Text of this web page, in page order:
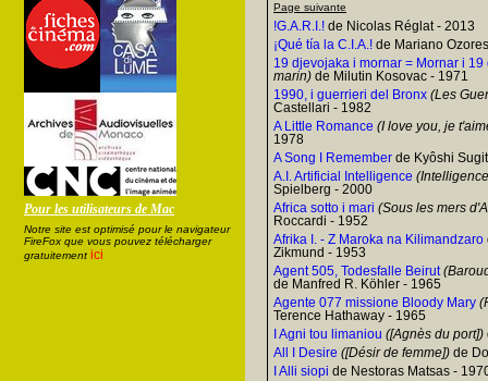
Pour les utilisateurs de Mac
Notre site est optimisé pour le navigateur
FireFox que vous pouvez télécharger
gratuitement ici
Page suivante
!G.A.R.I.! de Nicolas Réglat - 2013
¡Qué tía la C.I.A.! de Mariano
19 djevojaka i mornar = Mornar i
marin) de Milutin Kosovac - 1971
1990, i guerrieri del Bronx (Les
Castellari - 1982
A Little Romance (I love you, je
1978
A Song I Remember de Kyôshi
A.I. Artificial Intelligence
Spielberg - 2000
Africa sotto i mari (Sous les mers
Roccardi - 1952
Afrika I. - Z Maroka na Kilimandzaro
Zikmund - 1953
Agent 505, Todesfalle Beirut
de Manfred R. Köhler - 1965
Agente 077 missione Bloody Mary
Terence Hathaway - 1965
I Agni tou limaniou ([Agnès du port])
All I Desire ([Désir de femme]) de
I Alli siopi de Nestoras Matsas -